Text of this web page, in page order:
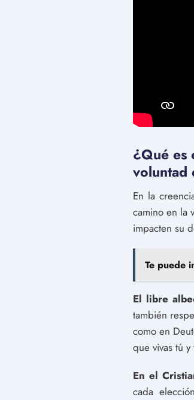
¿Qué es
voluntad
En la
camino en la
impacten su
Te puede
El libre
también
como en
que vivas tú
En el
cada